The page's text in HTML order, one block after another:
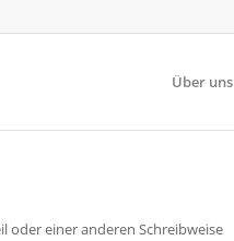
Über uns
oder einer anderen Schreibweise